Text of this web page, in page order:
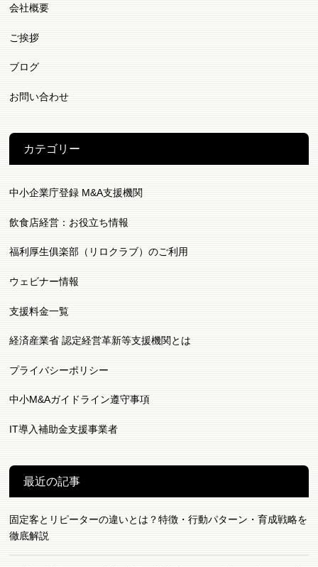
会社概要
ご挨拶
ブログ
お問い合わせ
カテゴリー
中小企業庁登録 M&A支援機関
飲食店経営：お役立ち情報
福利厚生俱楽部（リロクラブ）のご利用
ウェビナー情報
支援料金一覧
経済産業省 認定経営革新等支援機関とは
プライバシーポリシー
中小M&Aガイドライン遵守事項
IT導入補助金支援事業者
最近の記事
固定客とリピーターの違いとは？特徴・行動パターン・育成戦略を
徹底解説